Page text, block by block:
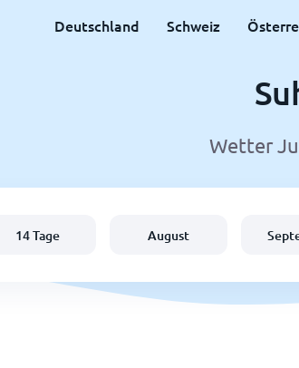
Deutschland Schweiz
Wetter
14 Tage August